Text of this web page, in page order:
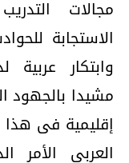
مجالات
الاستجابة
وابتكار عربية
مشيدا بالجهود
إقليمية فى
العربى الأمر